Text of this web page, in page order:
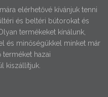
elérhetővé kívánjuk tenni
és beltéri bútorokat és
termékeket kínálunk,
és minőségükkel minket már
hazai
kiszállítjuk.